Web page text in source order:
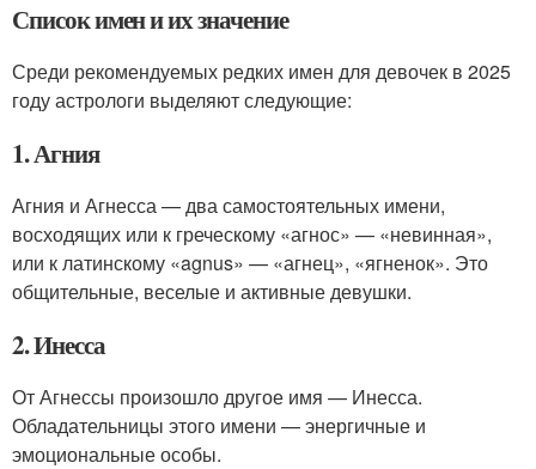
Список имен и их значение
Среди рекомендуемых редких имен для девочек в 2025
году астрологи выделяют следующие:
1. Агния
Агния и Агнесса — два самостоятельных имени,
восходящих или к греческому «агнос» — «невинная»,
или к латинскому «agnus» — «агнец», «ягненок». Это
общительные, веселые и активные девушки.
2. Инесса
От Агнессы произошло другое имя — Инесса.
Обладательницы этого имени — энергичные и
эмоциональные особы.